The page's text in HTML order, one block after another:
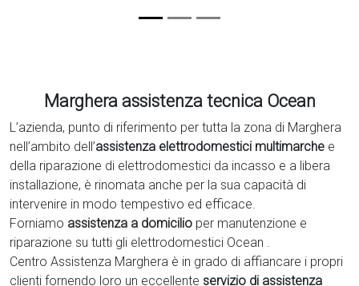
Marghera assistenza tecnica Ocean
L’azienda, punto di riferimento per tutta la zona di Marghera
nell’ambito dell’assistenza elettrodomestici multimarche e
della riparazione di elettrodomestici da incasso e a libera
installazione, è rinomata anche per la sua capacità di
intervenire in modo tempestivo ed efficace.
Forniamo assistenza a domicilio per manutenzione e
riparazione su tutti gli elettrodomestici Ocean .
Centro Assistenza Marghera è in grado di affiancare i propri
clienti fornendo loro un eccellente servizio di assistenza